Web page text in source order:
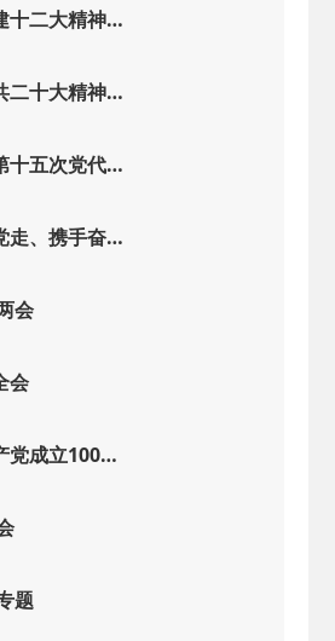
十二大精神…
二十大精神…
十五次党代…
走、携手奋…
会
会
党成立100…
题